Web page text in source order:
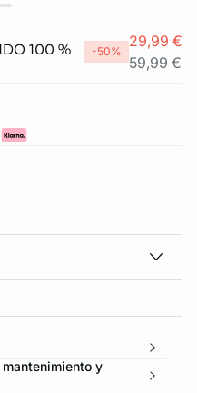
100 %
-50%
29,99 €
59,99 €
y